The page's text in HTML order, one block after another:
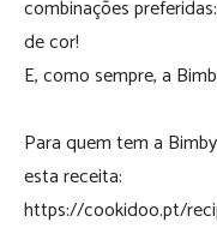
combinações
de cor!
E, como sempre, a
Para quem tem a
esta receita:
https://cookidoo.pt/